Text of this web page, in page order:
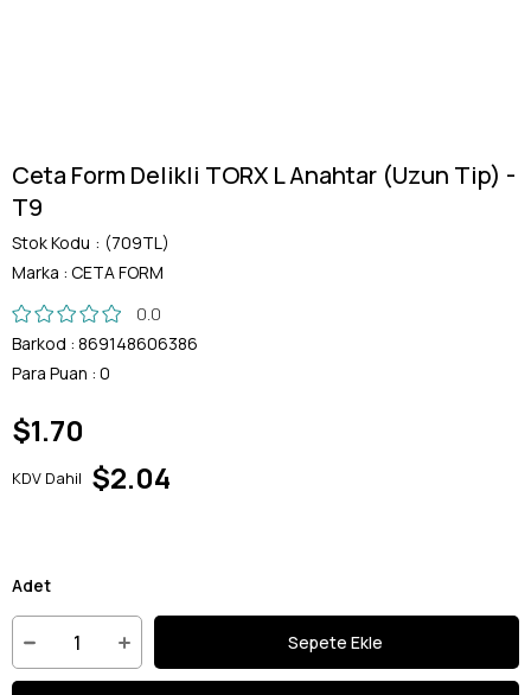
Ceta Form Delikli TORX L Anahtar (Uzun Tip) -
T9
Stok Kodu
(709TL)
Marka : CETA FORM
0.0
Barkod : 869148606386
Para Puan : 0
$1.70
KDV Dahil $2.04
Adet